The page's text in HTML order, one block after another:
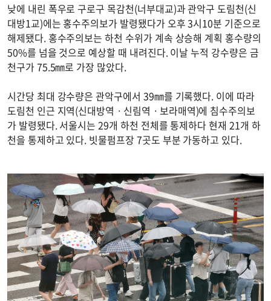
낮에 내린 폭우로 구로구 목감천(너부대교)과 관악구 도림천(신
대방1교)에는 홍수주의보가 발령됐다가 오후 3시10분 기준으로
해제됐다. 홍수주의보는 하천 수위가 계속 상승해 계획 홍수량의
50%를 넘을 것으로 예상할 때 내려진다. 이날 누적 강수량은 금
천구가 75.5㎜로 가장 많았다.
시간당 최대 강수량은 관악구에서 39㎜를 기록했다. 이에 따라
도림천 인근 지역(신대방역ㆍ신림역ㆍ보라매역)에 침수주의보
가 발령됐다. 서울시는 29개 하천 전체를 통제하다 현재 21개 하
천을 통제하고 있다. 빗물펌프장 7곳도 부분 가동하고 있다.